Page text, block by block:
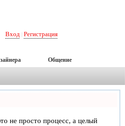
Вход Регистрация
Общение
не просто процесс, а целый